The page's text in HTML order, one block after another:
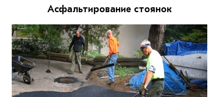
Асфальтирование стоянок